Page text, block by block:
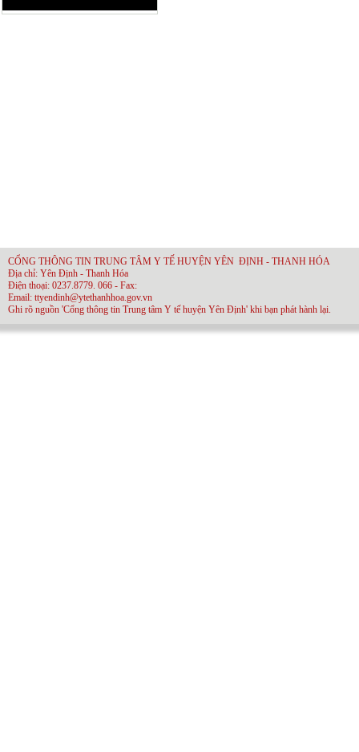
CỔNG THÔNG TIN TRUNG TÂM Y TẾ HUYỆN YÊN ĐỊNH - THANH HÓA
Địa chỉ: Yên Định - Thanh Hóa
Điện thoại: 0237.8779. 066 - Fax:
Email: ttyendinh@ytethanhhoa.gov.vn
Ghi rõ nguồn 'Cổng thông tin Trung tâm Y tế huyện Yên Định' khi bạn phát hành lại.